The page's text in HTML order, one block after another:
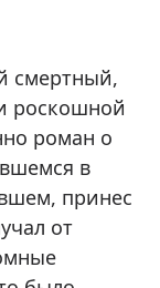
смертный,
роскошной
роман о
в
принес
от